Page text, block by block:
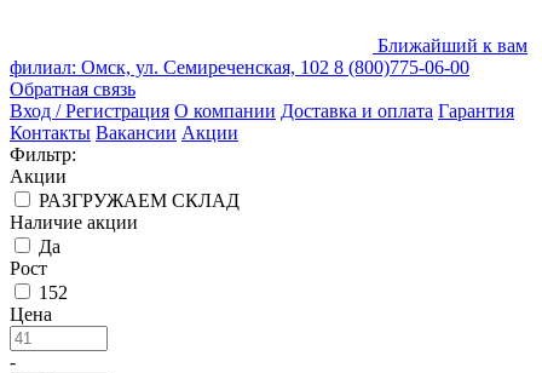
Ближайший к вам
филиал: Омск, ул. Семиреченская, 102 8 (800)775-06-00
Обратная связь
Вход / Регистрация О компании Доставка и оплата Гарантия
Контакты Вакансии Акции
Фильтр:
Акции
РАЗГРУЖАЕМ СКЛАД
Наличие акции
Да
Рост
152
Цена
-